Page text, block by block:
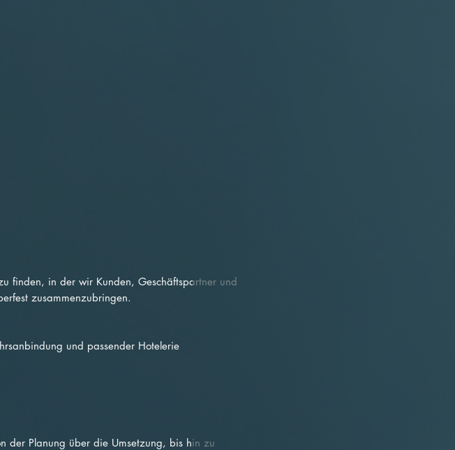
finden, in der wir Kunden, Geschäftspartner und
zusammenzubringen.
und passender Hotelerie
der Planung über die Umsetzung, bis hin zu